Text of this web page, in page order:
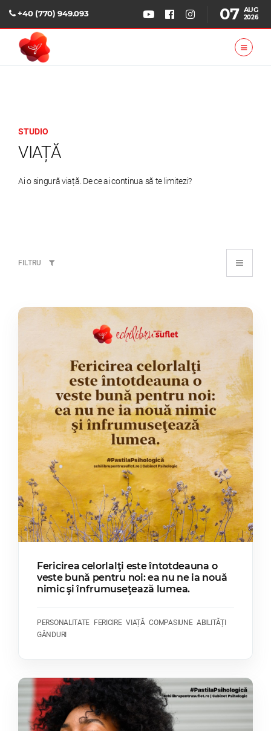
+40 (770) 949.093 07 AUG
2026
STUDIO
VIAȚĂ
Ai o singură viață. De ce ai continua să te limitezi?
FILTRU
Fericirea celorlalţi este întotdeauna o
veste bună pentru noi: ea nu ne ia nouă
nimic şi înfrumuseţează lumea.
PERSONALITATE FERICIRE VIAȚĂ COMPASIUNE ABILITĂȚI
GÂNDURI